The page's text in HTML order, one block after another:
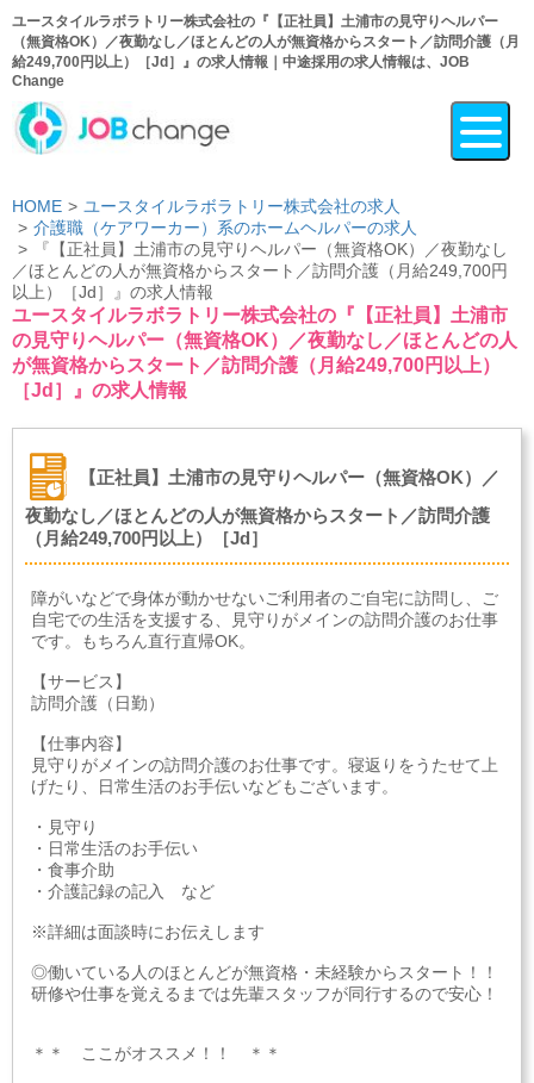
ユースタイルラボラトリー株式会社の『【正社員】土浦市の見守りヘルパー
（無資格OK）／夜勤なし／ほとんどの人が無資格からスタート／訪問介護（月
給249,700円以上）［Jd］』の求人情報｜中途採用の求人情報は、JOB
Change
HOME
ユースタイルラボラトリー株式会社の求人
介護職（ケアワーカー）系のホームヘルパーの求人
『【正社員】土浦市の見守りヘルパー（無資格OK）／夜勤なし
／ほとんどの人が無資格からスタート／訪問介護（月給249,700円
以上）［Jd］』の求人情報
ユースタイルラボラトリー株式会社の『【正社員】土浦市
の見守りヘルパー（無資格OK）／夜勤なし／ほとんどの人
が無資格からスタート／訪問介護（月給249,700円以上）
［Jd］』の求人情報
【正社員】土浦市の見守りヘルパー（無資格OK）／
夜勤なし／ほとんどの人が無資格からスタート／訪問介護
（月給249,700円以上）［Jd］
障がいなどで身体が動かせないご利用者のご自宅に訪問し、ご
自宅での生活を支援する、見守りがメインの訪問介護のお仕事
です。もちろん直行直帰OK。
【サービス】
訪問介護（日勤）
【仕事内容】
見守りがメインの訪問介護のお仕事です。寝返りをうたせて上
げたり、日常生活のお手伝いなどもございます。
・見守り
・日常生活のお手伝い
・食事介助
・介護記録の記入 など
※詳細は面談時にお伝えします
◎働いている人のほとんどが無資格・未経験からスタート！！
研修や仕事を覚えるまでは先輩スタッフが同行するので安心！
＊＊ ここがオススメ！！ ＊＊